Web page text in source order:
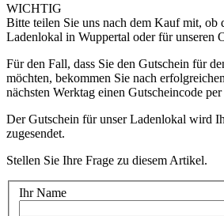
WICHTIG
Bitte teilen Sie uns nach dem Kauf mit, ob
Ladenlokal in Wuppertal oder für unseren
Für den Fall, dass Sie den Gutschein für
möchten, bekommen Sie nach
nächsten Werktag einen Gutscheincode
Der Gutschein für unser Ladenlokal wird
zugesendet.
Stellen Sie Ihre Frage zu diesem Artikel.
Ihr Name